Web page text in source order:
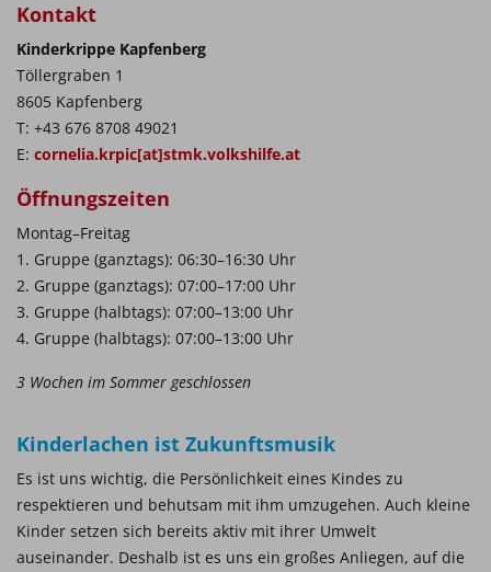
Kontakt
Kinderkrippe Kapfenberg
Töllergraben 1
8605 Kapfenberg
T: +43 676 8708 49021
E: cornelia.krpic[at]stmk.volkshilfe.at
Öffnungszeiten
Montag–Freitag
1. Gruppe (ganztags): 06:30–16:30 Uhr
2. Gruppe (ganztags): 07:00–17:00 Uhr
3. Gruppe (halbtags): 07:00–13:00 Uhr
4. Gruppe (halbtags): 07:00–13:00 Uhr
3 Wochen im Sommer geschlossen
Kinderlachen ist Zukunftsmusik
Es ist uns wichtig, die Persönlichkeit eines Kindes zu
respektieren und behutsam mit ihm umzugehen. Auch kleine
Kinder setzen sich bereits aktiv mit ihrer Umwelt
auseinander. Deshalb ist es uns ein großes Anliegen, auf die